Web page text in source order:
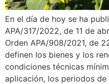
En el día de hoy se ha
APA/317/2022, de 11 de
Orden APA/908/2021, de
definen los bienes y los
condiciones técnicas
aplicación, los periodos